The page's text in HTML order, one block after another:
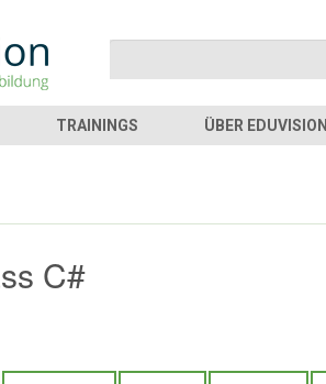
TRAININGS ÜBER EDUVISION
C#